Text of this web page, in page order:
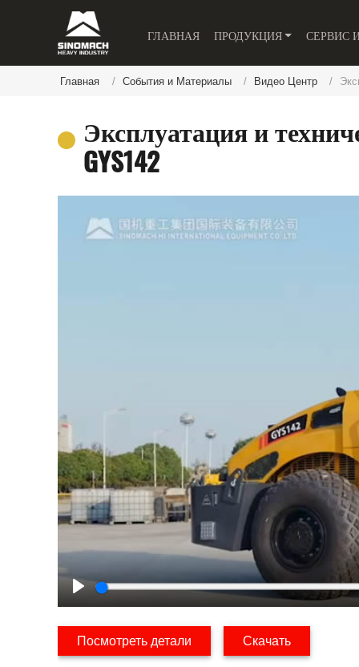
ГЛАВНАЯ ПРОДУКЦИЯ СЕРВИС
Главная События и Материалы Видео Центр
Эксплуатация и
GYS142
Play
Посмотреть детали Скачать